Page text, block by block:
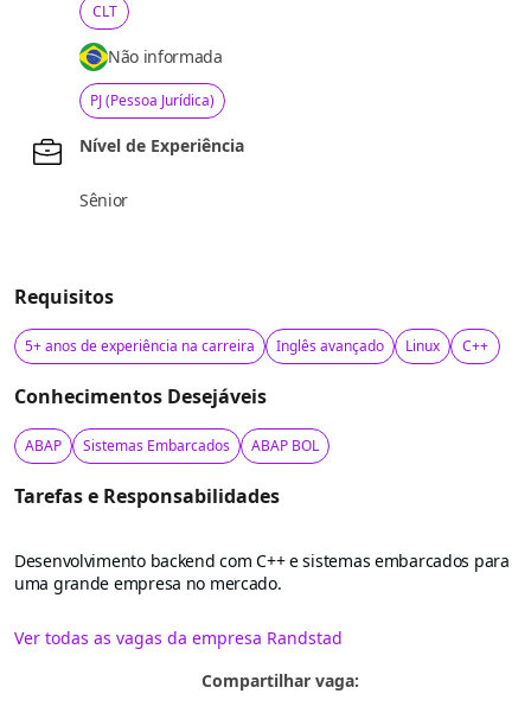
CLT
Não informada
PJ (Pessoa Jurídica)
Nível de Experiência
Sênior
Requisitos
5+ anos de experiência na carreira Inglês avançado Linux C++
Conhecimentos Desejáveis
ABAP Sistemas Embarcados ABAP BOL
Tarefas e Responsabilidades
Desenvolvimento backend com C++ e sistemas embarcados para
uma grande empresa no mercado.
Ver todas as vagas da empresa Randstad
Compartilhar vaga: